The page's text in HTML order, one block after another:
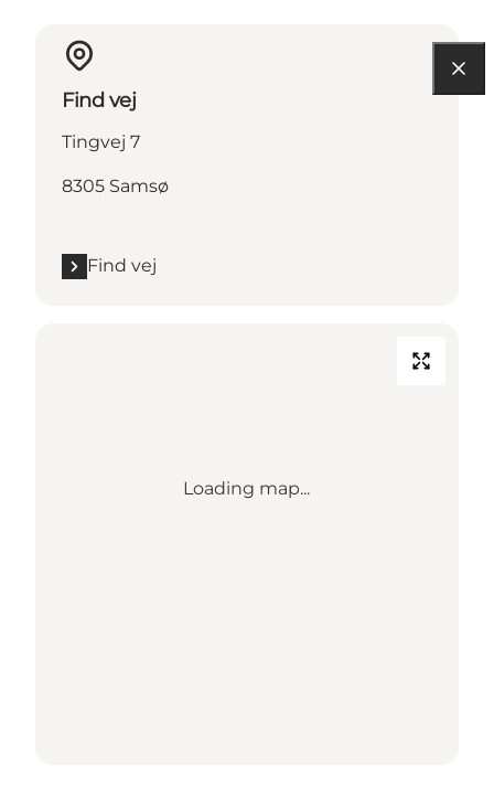
Find vej
Tingvej 7
8305 Samsø
Find vej
Loading map...